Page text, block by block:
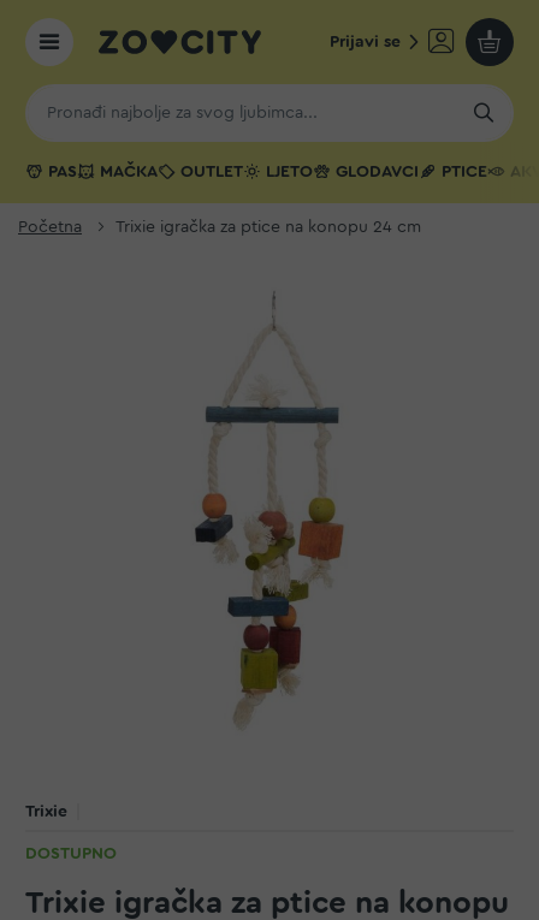
Prijavi se
Moja
PAS MAČKA OUTLET LJETO GLODAVCI PTICE
Početna Trixie igračka za ptice na konopu 24 cm
Trixie
DOSTUPNO
Trixie igračka za ptice na konopu